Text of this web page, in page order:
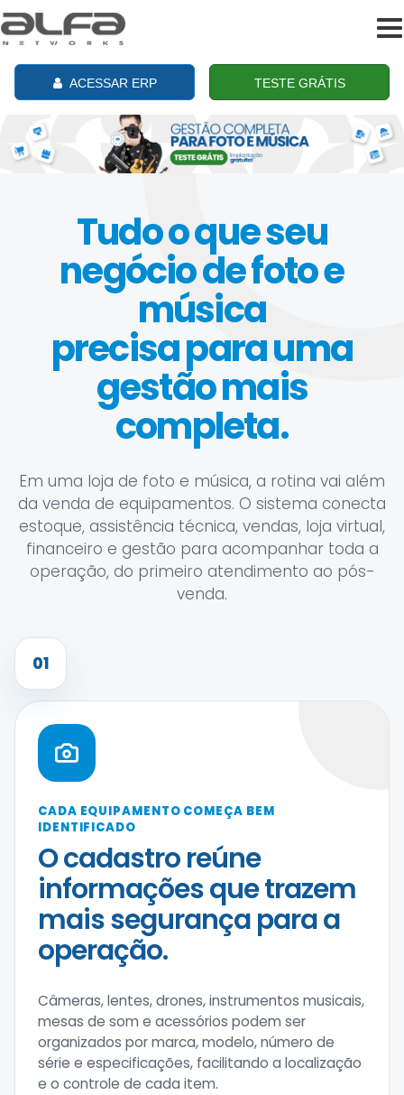
ACESSAR ERP TESTE GRÁTIS
Tudo o que seu
negócio de foto e
música
precisa para uma
gestão mais
completa.
Em uma loja de foto e música, a rotina vai além
da venda de equipamentos. O sistema conecta
estoque, assistência técnica, vendas, loja virtual,
financeiro e gestão para acompanhar toda a
operação, do primeiro atendimento ao pós-
venda.
01
CADA EQUIPAMENTO COMEÇA BEM
IDENTIFICADO
O cadastro reúne
informações que trazem
mais segurança para a
operação.
Câmeras, lentes, drones, instrumentos musicais,
mesas de som e acessórios podem ser
organizados por marca, modelo, número de
série e especificações, facilitando a localização
e o controle de cada item.